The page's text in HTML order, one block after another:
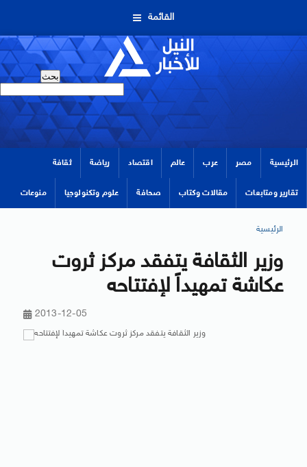
القائمة
الرئيسية مصر عرب عالم اقتصاد رياضة ثقافة
تقارير ومتابعات مقالات وكتاب صحافة علوم وتكنولوجيا منوعات
الرئيسية
وزير الثقافة يتفقد مركز ثروت
عكاشة تمهيداً لإفتتاحه
2013-12-05